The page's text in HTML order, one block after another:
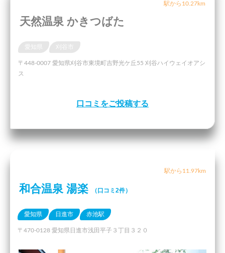
駅から10.27km
天然温泉 かきつばた
刈谷市
〒448-0007 愛知県刈谷市東境町吉野光ケ丘55 刈谷ハイウェイオアシ
ス
口コミをご投稿する
駅から11.97km
和合温泉 湯楽 （口コミ2件）
愛知県 日進市 赤池駅
〒470-0128 愛知県日進市浅田平子３丁目３２０